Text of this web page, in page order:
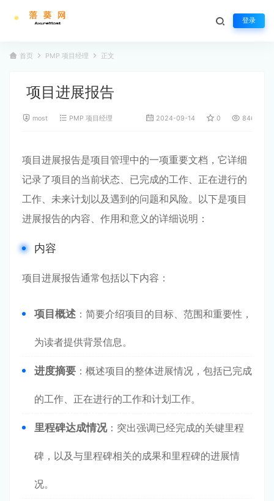
登录
首页 PMP 项目经理 正文
项目进展报告
most PMP 项目经理 2024-09-14 0 846
项目进展报告是项目管理中的一项重要文档，它详细
记录了项目的当前状态、已完成的工作、正在进行的
工作、未来计划以及遇到的问题和风险。以下是项目
进展报告的内容、作用和意义的详细说明：
内容
项目进展报告通常包括以下内容：
项目概述 ：简要介绍项目的目标、范围和重要性，
为读者提供背景信息。
进度摘要 ：概述项目的整体进展情况，包括已完成
的工作、正在进行的工作和计划工作。
里程碑达成情况：突出强调已经完成的关键里程
碑，以及与里程碑相关的成果和里程碑的进展情
况。